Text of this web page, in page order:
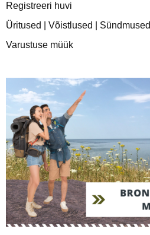
Registreeri huvi
Üritused | Võistlused | Sündmused
Varustuse müük